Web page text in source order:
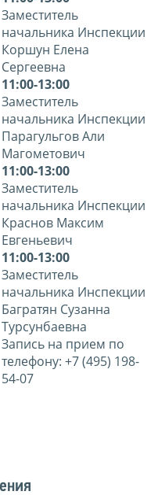
Заместитель
начальника Инспекции
Коршун Елена
Сергеевна
11:00-13:00
Заместитель
начальника Инспекции
Парагульгов Али
Магометович
11:00-13:00
Заместитель
начальника Инспекции
Краснов Максим
Евгеньевич
11:00-13:00
Заместитель
начальника Инспекции
Багратян Сузанна
Турсунбаевна
Запись на прием по
телефону: +7 (495) 198-
54-07